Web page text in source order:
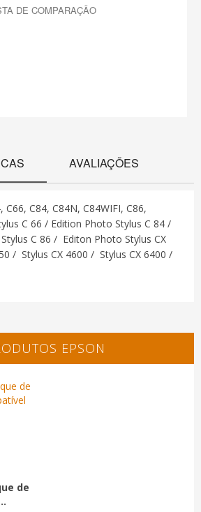
DE COMPARAÇÃO
AVALIAÇÕES
C66, C84, C84N, C84WIFI, C86,
C 66 / Edition Photo Stylus C 84 /
C 86 / Editon Photo Stylus CX
/ Stylus CX 4600 / Stylus CX 6400 /
EPSON
de